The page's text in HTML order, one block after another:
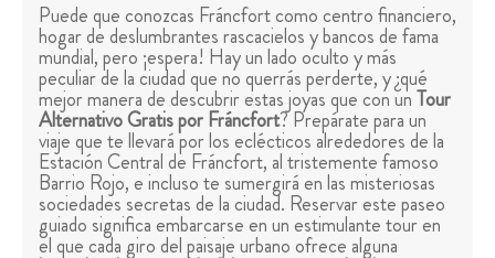
Puede que conozcas Fráncfort como centro financiero,
hogar de deslumbrantes rascacielos y bancos de fama
mundial, pero ¡espera! Hay un lado oculto y más
peculiar de la ciudad que no querrás perderte, y ¿qué
mejor manera de descubrir estas joyas que con unTour
Alternativo Gratis por Fráncfort? Prepárate para un
viaje que te llevará por los eclécticos alrededores de la
Estación Central de Fráncfort, al tristemente famoso
Barrio Rojo, e incluso te sumergirá en las misteriosas
sociedades secretas de la ciudad. Reservar este paseo
guiado significa embarcarse en un estimulante tour en
el que cada giro del paisaje urbano ofrece alguna